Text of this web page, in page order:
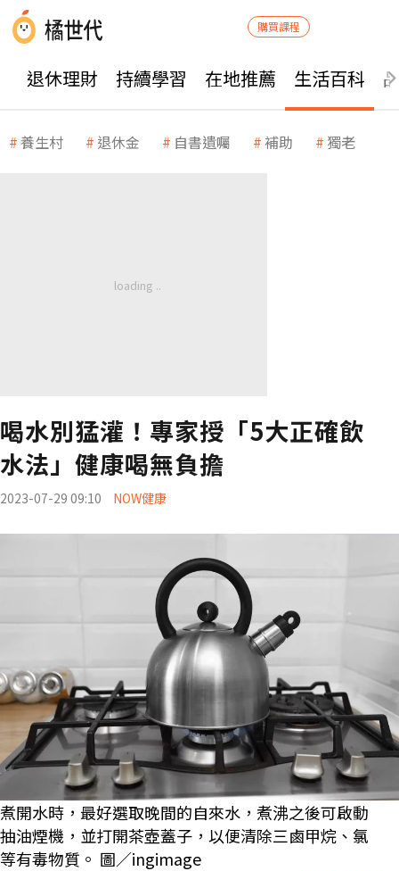
購買課程
退休理財 持續學習 在地推薦 生活百科
養生村 退休金 自書遺囑 補助 獨老
喝水別猛灌！專家授「5大正確飲
水法」健康喝無負擔
2023-07-29 09:10 NOW健康
煮開水時，最好選取晚間的自來水，煮沸之後可啟動
抽油煙機，並打開茶壺蓋子，以便清除三鹵甲烷、氯
等有毒物質。 圖／ingimage